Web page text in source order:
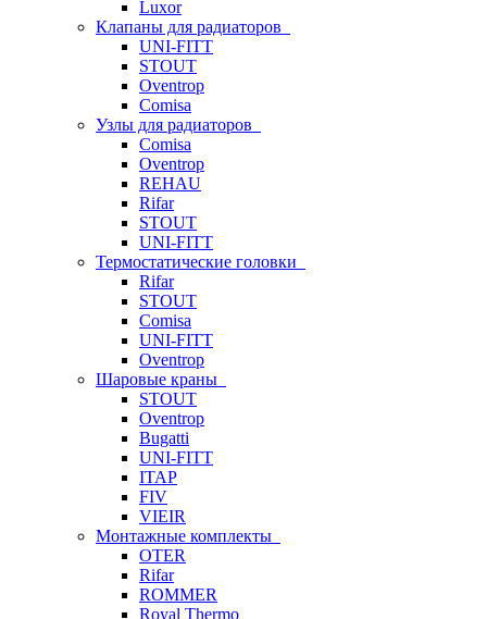
Luxor
Клапаны для радиаторов
UNI-FITT
STOUT
Oventrop
Comisa
Узлы для радиаторов
Comisa
Oventrop
REHAU
Rifar
STOUT
UNI-FITT
Термостатические головки
Rifar
STOUT
Comisa
UNI-FITT
Oventrop
Шаровые краны
STOUT
Oventrop
Bugatti
UNI-FITT
ITAP
FIV
VIEIR
Монтажные комплекты
OTER
Rifar
ROMMER
Royal Thermo